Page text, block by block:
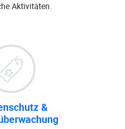
Aktivitäten.
&